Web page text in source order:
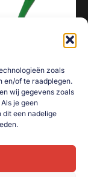
zoals
en/of te raadplegen.
wij gegevens zoals
je geen
een nadelige
38cm met bal
aan